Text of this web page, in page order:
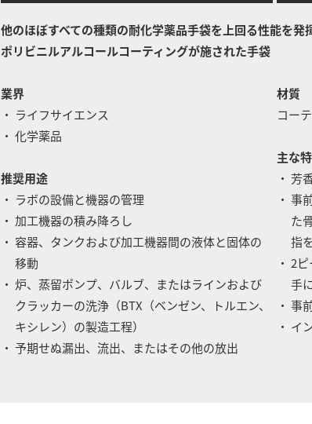
他のほぼすべての種類の耐化学薬品手袋を上回る性能を発
ポリビニルアルコールコーティングが施された手袋
業界
・ ライフサイエンス
・ 化学薬品
推奨用途
・ ラボの設備と機器の管理
・ 加工機器の積み降ろし
・ 容器、タンクおよび加工機器間の液体と固体の
移動
・ 炉、蒸留ポンプ、バルブ、またはラインおよび
クラッカーの洗浄（BTX（ベンゼン、トルエン、
キシレン）の製造工程）
・ 予期せぬ漏出、流出、またはその他の放出
材質
コー
主な
・ 芳
・ 事
た骨
指
・ 2
手
・ 事
・ イ